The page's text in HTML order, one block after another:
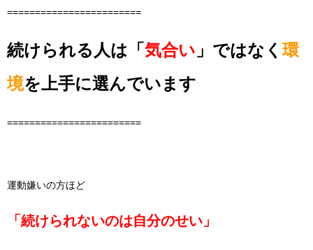
========================
続けられる人は「気合い 」ではなく 環
境を上手に選んでいます
========================
運動嫌いの方ほど
「続けられないのは自分のせい」